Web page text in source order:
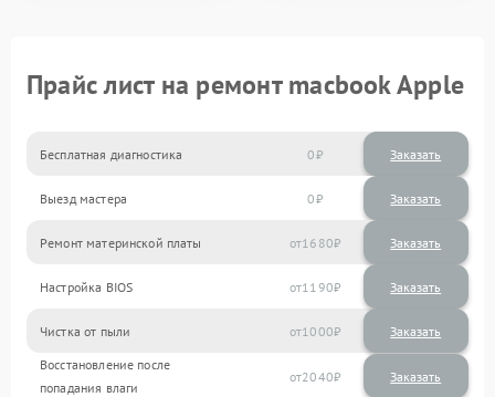
Прайс лист на ремонт macbook Apple
Бесплатная диагностика 0 Заказать
Выезд мастера 0 Заказать
Ремонт материнской платы 1680
Настройка BIOS 1190
Чистка от пыли 1000
Восстановление после
попадания влаги
2040